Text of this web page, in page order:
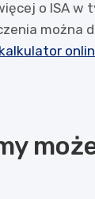
o ISA
można